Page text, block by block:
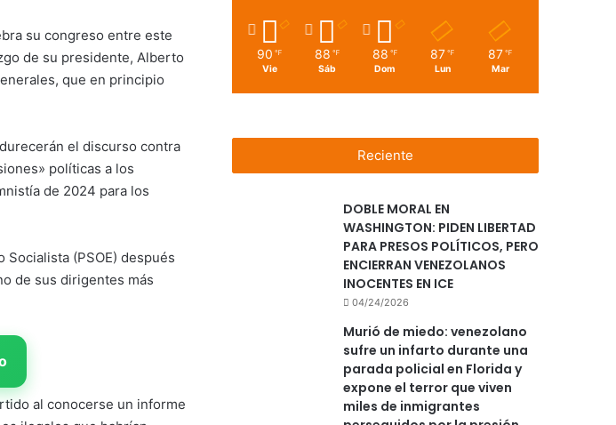
su congreso entre este
de su presidente, Alberto
que en principio
el discurso contra
políticas a los
de 2024 para los
(PSOE) después
de sus dirigentes más
al conocerse un informe
90 ℉
Vie
88 ℉
Sáb
88 ℉
Dom
87 ℉
Lun
87 ℉
Mar
Reciente
DOBLE MORAL EN
WASHINGTON: PIDEN LIBERTAD
PARA PRESOS POLÍTICOS, PERO
ENCIERRAN VENEZOLANOS
INOCENTES EN ICE
04/24/2026
Murió de miedo: venezolano
sufre un infarto durante una
parada policial en Florida y
expone el terror que viven
miles de inmigrantes